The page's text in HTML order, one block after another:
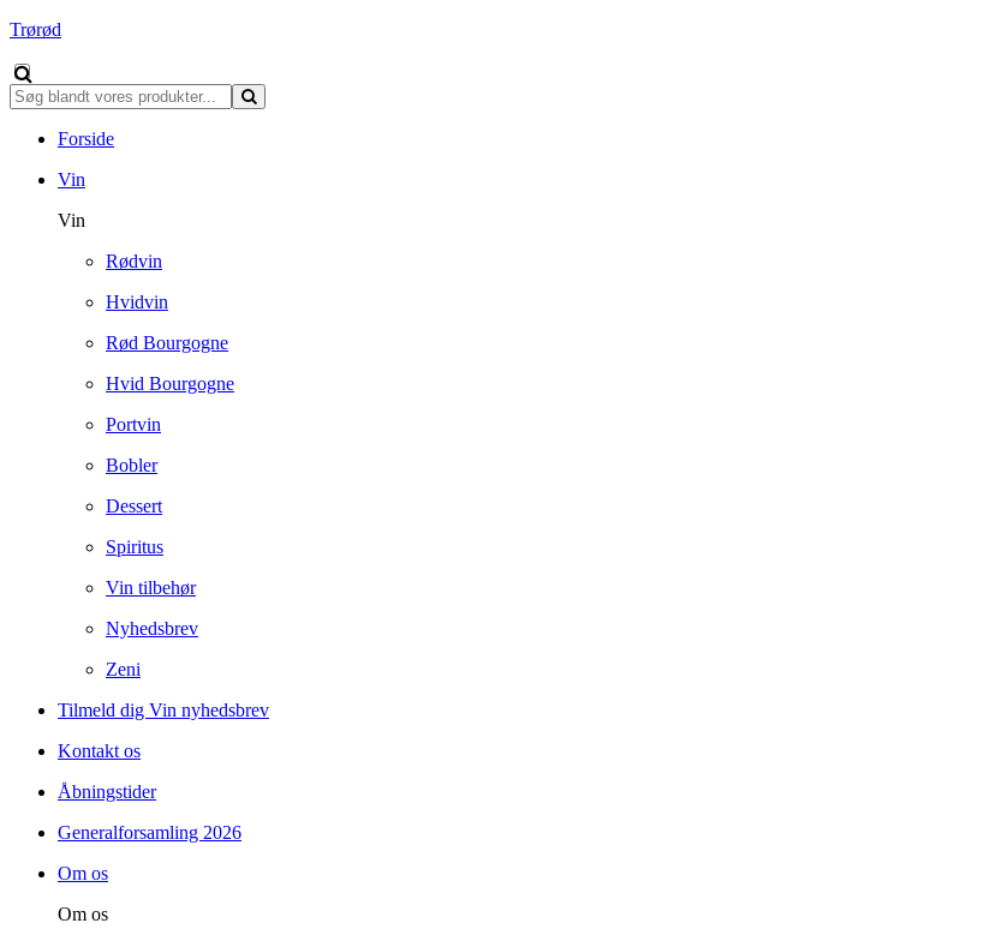
Trørød
Forside
Vin
Vin
Rødvin
Hvidvin
Rød Bourgogne
Hvid Bourgogne
Portvin
Bobler
Dessert
Spiritus
Vin tilbehør
Nyhedsbrev
Zeni
Tilmeld dig Vin nyhedsbrev
Kontakt os
Åbningstider
Generalforsamling 2026
Om os
Om os